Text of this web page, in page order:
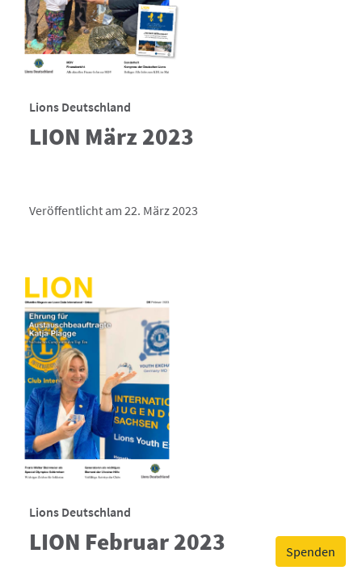
Spenden
Lions Deutschland
LION März 2023
Veröffentlicht am 22. März 2023
Lions Deutschland
LION Februar 2023